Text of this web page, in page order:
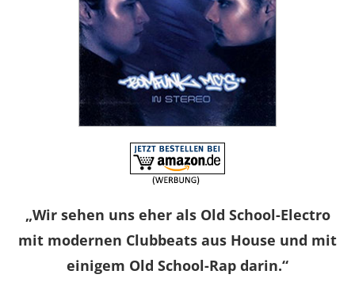
„Wir sehen uns eher als Old School-Electro
mit modernen Clubbeats aus House und mit
einigem Old School-Rap darin.“